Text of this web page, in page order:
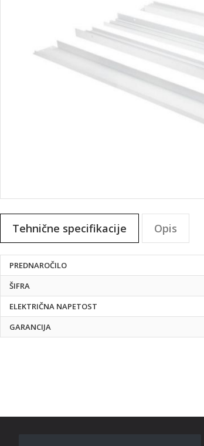
na
začetekTehnične specifikacije
specifikacije
PREDNAROČILO
ŠIFRA
ELEKTRIČNA NAPETOST
GARANCIJA
Opis